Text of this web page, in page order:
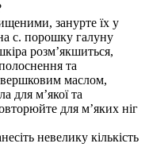
занурте їх у
с. порошку галуну
розм’якшиться,
та
маслом,
для м’якої та
для м’яких ніг
невелику кількість